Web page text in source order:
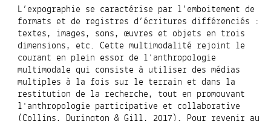
L’expographie se caractérise par l’emboitement de
formats et de registres d’écritures différenciés :
textes, images, sons, œuvres et objets en trois
dimensions, etc.Cette multimodalité rejoint le
courant en plein essor de l'anthropologie
multimodale qui consiste à utiliser des médias
multiples à la fois sur le terrain et dans la
restitution de la recherche, tout en promouvant
l'anthropologie participative et collaborative